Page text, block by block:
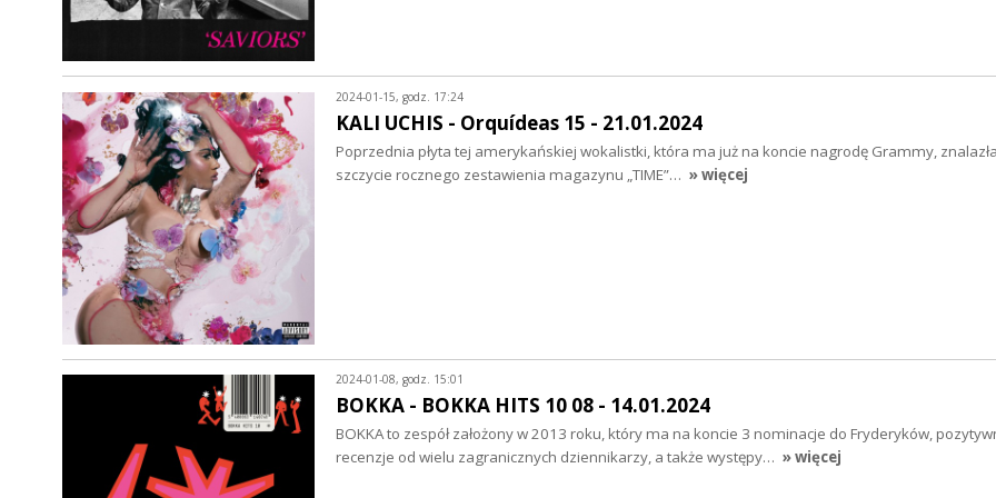
2024-01-15, godz. 17:24
KALI UCHIS - Orquídeas 15 - 21.01.2024
Poprzednia płyta tej amerykańskiej wokalistki, która ma już na koncie nagrodę Grammy,
szczycie rocznego zestawienia magazynu „TIME”… » więcej
2024-01-08, godz. 15:01
BOKKA - BOKKA HITS 10 08 - 14.01.2024
BOKKA to zespół założony w 2013 roku, który ma na koncie 3 nominacje do Fryderyków,
recenzje od wielu zagranicznych dziennikarzy, a także występy… » więcej